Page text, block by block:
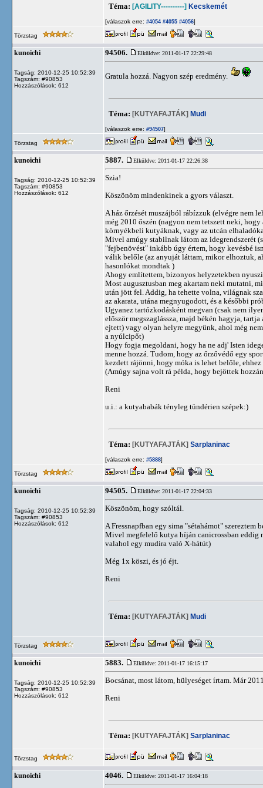
Téma: [AGILITY----------] Kecskemét
[válaszok erre: #4054 #4055 #4056]
Törzstag
kunoichi
Tagság: 2010-12-25 10:52:39
Tagszám: #90853
Hozzászólások: 612
94506. Elküldve: 2011-01-17 22:29:48
Gratula hozzá. Nagyon szép eredmény.
Téma: [KUTYAFAJTÁK] Mudi
[válaszok erre: #94507]
Törzstag
kunoichi
Tagság: 2010-12-25 10:52:39
Tagszám: #90853
Hozzászólások: 612
5887. Elküldve: 2011-01-17 22:26:38
Szia!
Köszönöm mindenkinek a gyors választ.
A ház őrzését muszájból rábízzuk (elvégre nem
még 2010 őszén (nagyon nem tetszett neki,
környékbeli kutyáknak, vagy az utcán
Mivel amúgy stabilnak látom az idegrendszerét
"fejbenövést" inkább úgy értem, hogy kevésbé
válik belőle (az anyuját láttam, mikor elhoztuk,
hasonlókat mondtak )
Ahogy említettem, bizonyos helyzetekben
Most augusztusban meg akartam neki mutatni,
után jött fel. Addig, ha tehette volna, világnak
az akarata, utána megnyugodott, és a későbbi
Ugyanez tartózkodásként megvan (csak nem
először megszaglássza, majd békén hagyja,
ejtett) vagy olyan helyre megyünk, ahol még
a nyúlcipőt)
Hogy fogja megoldani, hogy ha ne adj' Isten
menne hozzá. Tudom, hogy az őrzővédő egy
kezdett rájönni, hogy móka is lehet belőle,
(Amúgy sajna volt rá példa, hogy bejöttek
Reni
u.i.: a kutyababák tényleg tündérien szépek:)
Téma: [KUTYAFAJTÁK] Sarplaninac
[válaszok erre: #5888]
Törzstag
kunoichi
Tagság: 2010-12-25 10:52:39
Tagszám: #90853
Hozzászólások: 612
94505. Elküldve: 2011-01-17 22:04:33
Köszönöm, hogy szóltál.
A Fressnapfban egy sima "sétahámot"
Mivel megfelelő kutya híján canicrossban eddig
valahol egy mudira való X-hátút)
Még 1x köszi, és jó éjt.
Reni
Téma: [KUTYAFAJTÁK] Mudi
Törzstag
kunoichi
Tagság: 2010-12-25 10:52:39
Tagszám: #90853
Hozzászólások: 612
5883. Elküldve: 2011-01-17 16:15:17
Bocsánat, most látom, hülyeséget írtam. Már
Reni
Téma: [KUTYAFAJTÁK] Sarplaninac
Törzstag
kunoichi 4046. Elküldve: 2011-01-17 16:04:18